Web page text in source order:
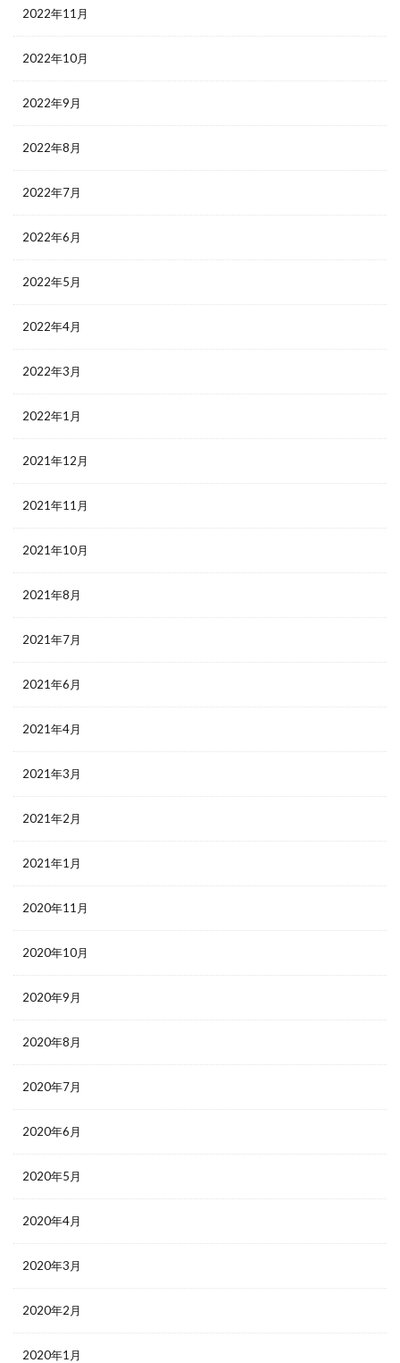
2022年11月
2022年10月
2022年9月
2022年8月
2022年7月
2022年6月
2022年5月
2022年4月
2022年3月
2022年1月
2021年12月
2021年11月
2021年10月
2021年8月
2021年7月
2021年6月
2021年4月
2021年3月
2021年2月
2021年1月
2020年11月
2020年10月
2020年9月
2020年8月
2020年7月
2020年6月
2020年5月
2020年4月
2020年3月
2020年2月
2020年1月